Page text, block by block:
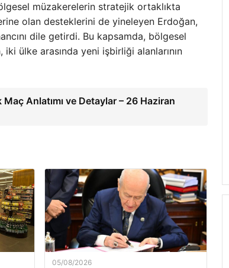
müzakerelerin stratejik ortaklıkta
olan desteklerini de yineleyen Erdoğan,
dile getirdi. Bu kapsamda, bölgesel
ülke arasında yeni işbirliği alanlarının
Anlatımı ve Detaylar – 26 Haziran
05/08/2026